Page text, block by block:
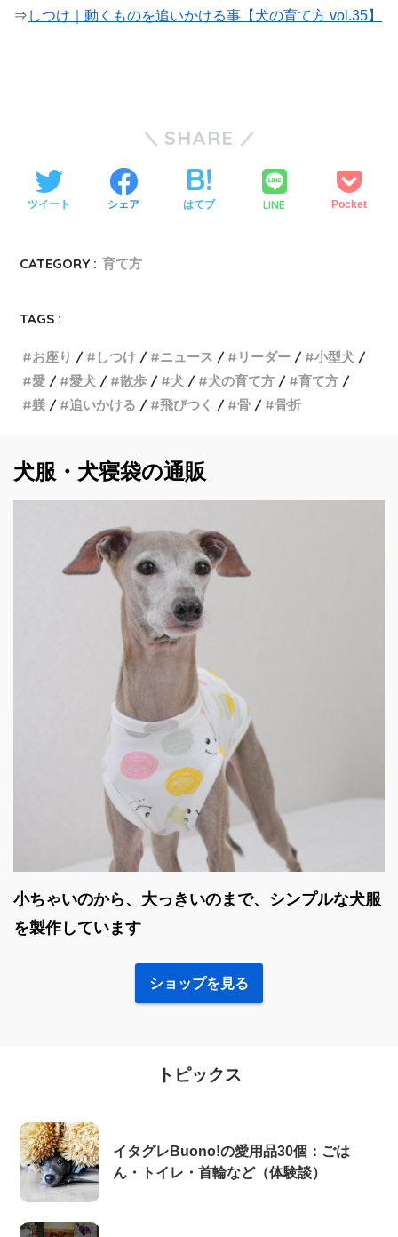
⇒ しつけ｜動くものを追いかける事【犬の育て方 vol.35】
SHARE
ツイート シェア はてブ LINE Pocket
CATEGORY : 育て方
TAGS :
お座り しつけ ニュース リーダー
小型犬
愛
愛犬 散歩 犬 犬の育て方
育て方
躾
追いかける 飛びつく 骨 骨折
犬服・犬寝袋の通販
小ちゃいのから、大っきいのまで、シンプルな犬服
を製作しています
ショップを見る
トピックス
イタグレBuono!の愛用品30個：ごは
ん・トイレ・首輪など（体験談）